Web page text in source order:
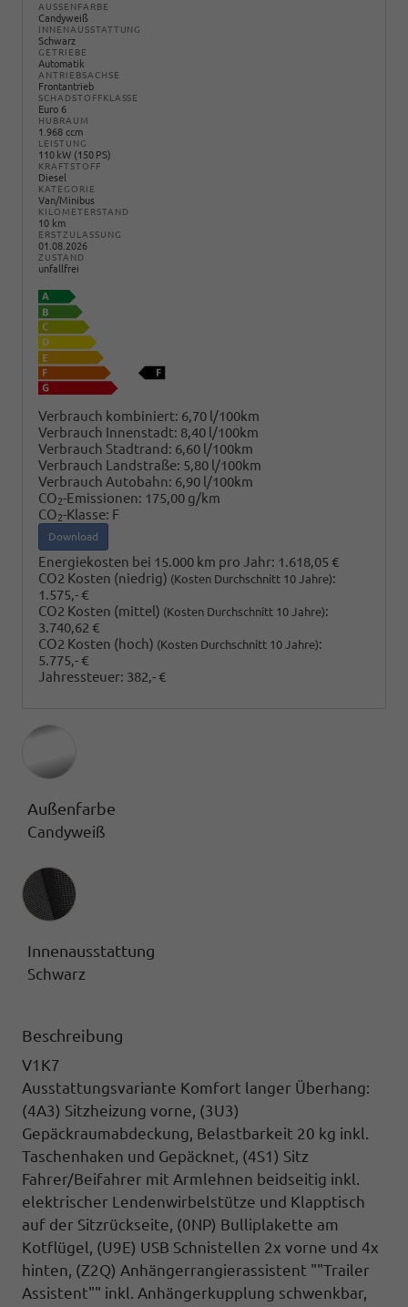
AUSSENFARBE
Candyweiß
INNENAUSSTATTUNG
Schwarz
GETRIEBE
Automatik
ANTRIEBSACHSE
Frontantrieb
SCHADSTOFFKLASSE
Euro 6
HUBRAUM
1.968 ccm
LEISTUNG
110 kW (150 PS)
KRAFTSTOFF
Diesel
KATEGORIE
Van/Minibus
KILOMETERSTAND
10 km
ERSTZULASSUNG
01.08.2026
ZUSTAND
unfallfrei
Verbrauch kombiniert: 6,70 l/100km
Verbrauch Innenstadt: 8,40 l/100km
Verbrauch Stadtrand: 6,60 l/100km
Verbrauch Landstraße: 5,80 l/100km
Verbrauch Autobahn: 6,90 l/100km
CO2-Emissionen: 175,00 g/km
CO2-Klasse: F
Download
Energiekosten bei 15.000 km pro Jahr: 1.618,05 €
CO2 Kosten (niedrig) (Kosten Durchschnitt 10 Jahre):
1.575,- €
CO2 Kosten (mittel) (Kosten Durchschnitt 10 Jahre):
3.740,62 €
CO2 Kosten (hoch) (Kosten Durchschnitt 10 Jahre):
5.775,- €
Jahressteuer: 382,- €
Außenfarbe
Candyweiß
Innenausstattung
Innenausstattung
Schwarz
Beschreibung
V1K7
Ausstattungsvariante Komfort langer Überhang:
(4A3) Sitzheizung vorne, (3U3)
Gepäckraumabdeckung, Belastbarkeit 20 kg inkl.
Taschenhaken und Gepäcknet, (4S1) Sitz
Fahrer/Beifahrer mit Armlehnen beidseitig inkl.
elektrischer Lendenwirbelstütze und Klapptisch
auf der Sitzrückseite, (0NP) Bulliplakette am
Kotflügel, (U9E) USB Schnistellen 2x vorne und 4x
hinten, (Z2Q) Anhängerrangierassistent ""Trailer
Assistent"" inkl. Anhängerkupplung schwenkbar,